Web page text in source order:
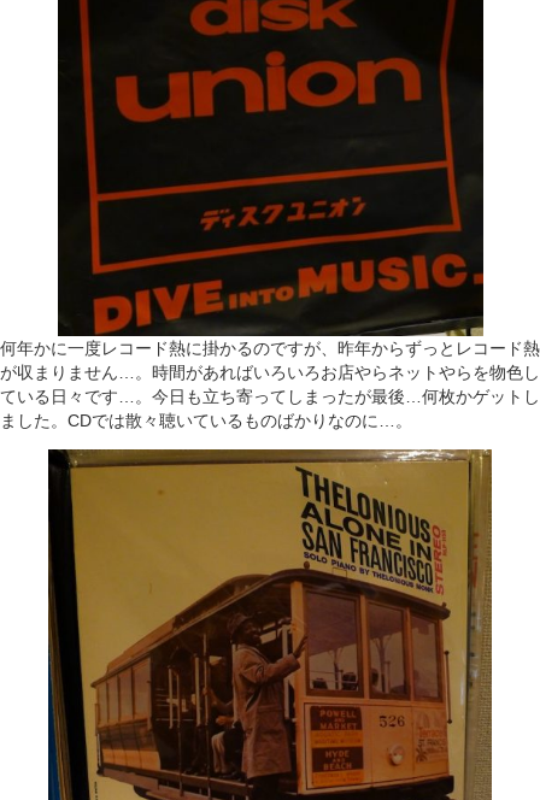
何年かに一度レコード熱に掛かるのですが、昨年からずっとレコード熱
が収まりません…。時間があればいろいろお店やらネットやらを物色し
ている日々です…。今日も立ち寄ってしまったが最後…何枚かゲットし
ました。CDでは散々聴いているものばかりなのに…。